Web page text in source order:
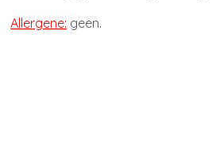
Allergene: geen.